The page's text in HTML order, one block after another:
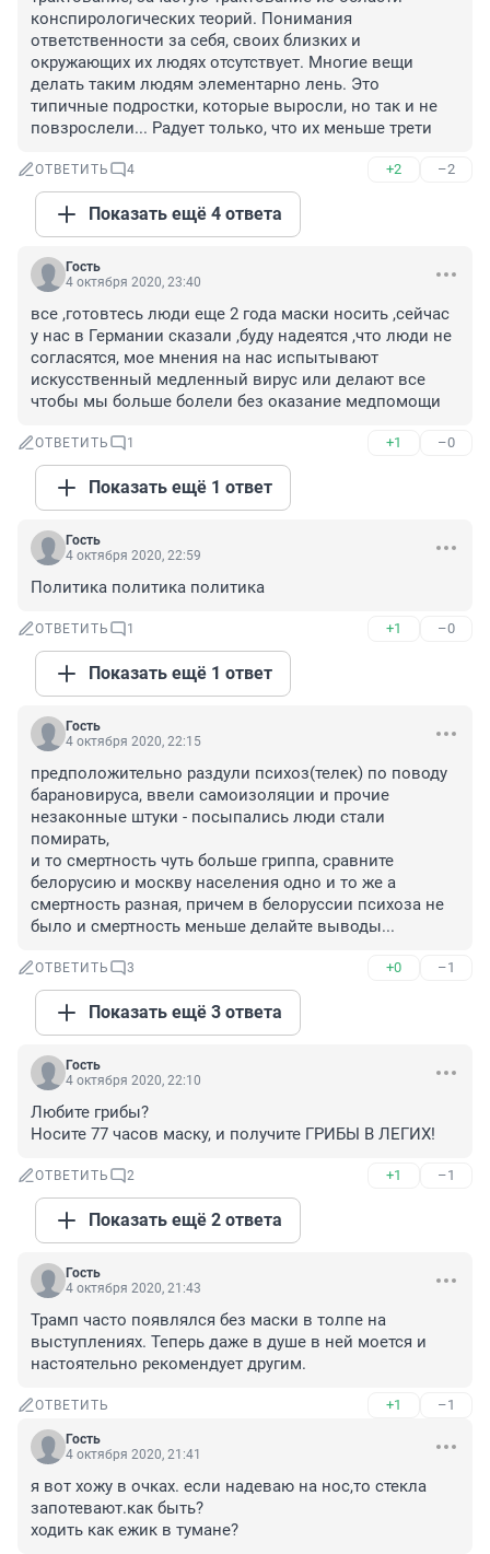
конспирологических теорий. Понимания
ответственности за себя, своих близких и
окружающих их людях отсутствует. Многие вещи
делать таким людям элементарно лень. Это
типичные подростки, которые выросли, но так и не
повзрослели... Радует только, что их меньше трети
ОТВЕТИТЬ 4 +2 –2
Показать ещё 4 ответа
Гость
4 октября 2020, 23:40
все ,готовтeсь люди еще 2 года маски носить ,сейчас
у нас в Германии сказали ,буду надеятся ,что люди не
согласятся, мое мнения на нас испытывают
искусcтвенный медленный вирус или делают все
чтобы мы больше болели без оказание медпомощи
ОТВЕТИТЬ 1 +1 –0
Показать ещё 1 ответ
Гость
4 октября 2020, 22:59
Политика политика политика
ОТВЕТИТЬ 1 +1 –0
Показать ещё 1 ответ
Гость
4 октября 2020, 22:15
предположительно раздули психоз(телек) по поводу
барановируса, ввели самоизоляции и прочие
незаконные штуки - посыпались люди стали
помирать,
и то смертность чуть больше гриппа, сравните
белорусию и москву населения одно и то же а
смертность разная, причем в белоруссии психоза не
было и смертность меньше делайте выводы...
ОТВЕТИТЬ 3 +0 –1
Показать ещё 3 ответа
Гость
4 октября 2020, 22:10
Любите грибы?
Носите 77 часов маску, и получите ГРИБЫ В ЛЕГИХ!
ОТВЕТИТЬ 2 +1 –1
Показать ещё 2 ответа
Гость
4 октября 2020, 21:43
Трамп часто появлялся без маски в толпе на
выступлениях. Теперь даже в душе в ней моется и
настоятельно рекомендует другим.
ОТВЕТИТЬ +1 –1
Гость
4 октября 2020, 21:41
я вот хожу в очках. если надеваю на нос,то стекла
запотевают.как быть?
ходить как ежик в тумане?